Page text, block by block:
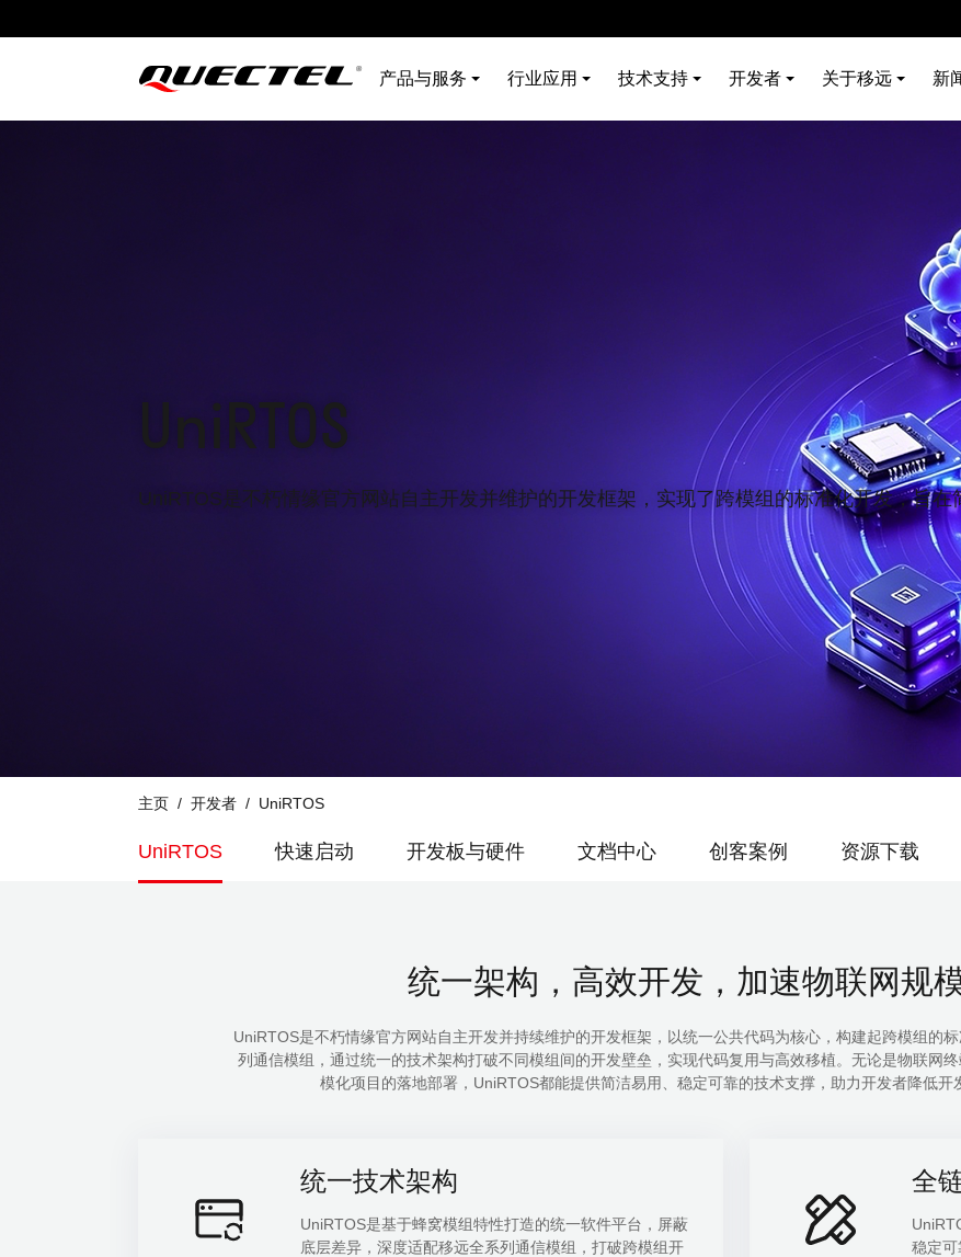
产品与服务 行业应用 技术支持 开发者 关于移远 新
UniRTOS
UniRTOS是不朽情缘官方网站自主开发并维护的开发框架，实现了跨模组的标准化开发，旨在
主页 开发者 UniRTOS
UniRTOS 快速启动 开发板与硬件 文档中心 创客案例 资源下载
统一架构，高效开发，加速物联网规
UniRTOS是不朽情缘官方网站自主开发并持续维护的开发框架，以统一公共代码为核心，构建起跨模组的标
列通信模组，通过统一的技术架构打破不同模组间的开发壁垒，实现代码复用与高效移植。无论是物联网终
模化项目的落地部署，UniRTOS都能提供简洁易用、稳定可靠的技术支撑，助力开发者降低开发成本
统一技术架构
UniRTOS是基于蜂窝模组特性打造的统一软件平台，屏蔽
底层差异，深度适配移远全系列通信模组，打破跨模组开
全
稳定可